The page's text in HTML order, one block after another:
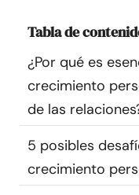
Encuentra un
Idioma
Sobre nosotros
nosotros
Tabla de
¿Por qué es
crecimiento
de las
5 posibles
crecimiento